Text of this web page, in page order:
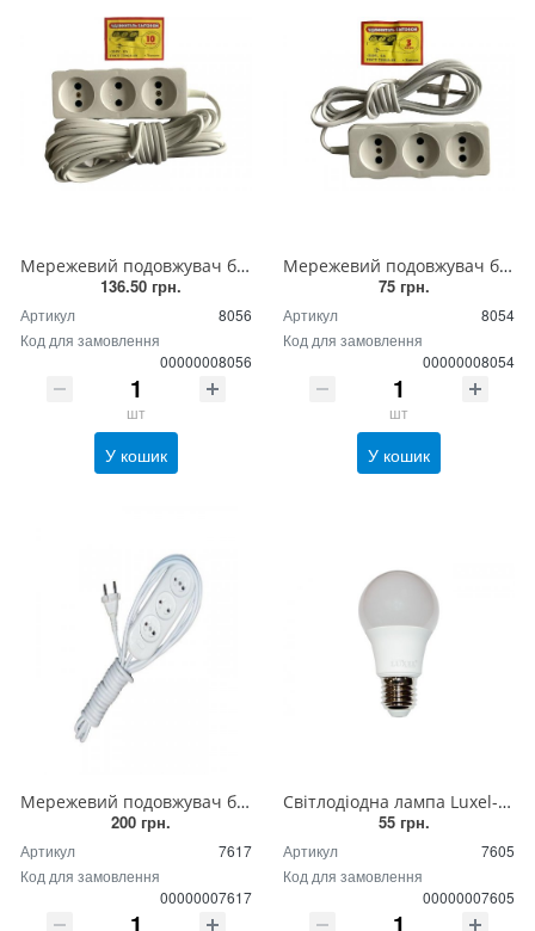
Мережевий подовжувач білий, 10 метрів (6 ампер) на 3 розетки
136.50 грн.
Артикул
8056
Код для замовлення
00000008056
шт
У кошик
Мережевий подовжувач білий, 3 метри (6 ампер) на 3 розетки
75 грн.
Артикул
8054
Код для замовлення
00000008054
шт
У кошик
Мережевий подовжувач білий, 5 метрів (16 ампер) на 3 розетки
200 грн.
Артикул
7617
Код для замовлення
00000007617
Світлодіодна лампа Luxel-EKO-LED 27 (10w) 060-NE
55 грн.
Артикул
7605
Код для замовлення
00000007605